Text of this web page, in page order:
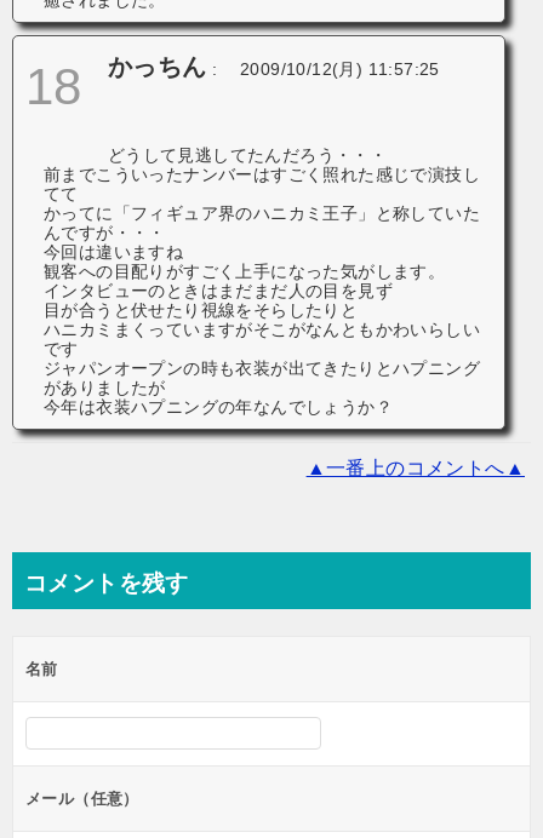
18 かっちん : 2009/10/12(月) 11:57:25
どうして見逃してたんだろう・・・
前までこういったナンバーはすごく照れた感じで演技し
てて
かってに「フィギュア界のハニカミ王子」と称していた
んですが・・・
今回は違いますね
観客への目配りがすごく上手になった気がします。
インタビューのときはまだまだ人の目を見ず
目が合うと伏せたり視線をそらしたりと
ハニカミまくっていますがそこがなんともかわいらしい
です
ジャパンオープンの時も衣装が出てきたりとハプニング
がありましたが
今年は衣装ハプニングの年なんでしょうか？
▲一番上のコメントへ▲
コメントを残す
名前
メール（任意）